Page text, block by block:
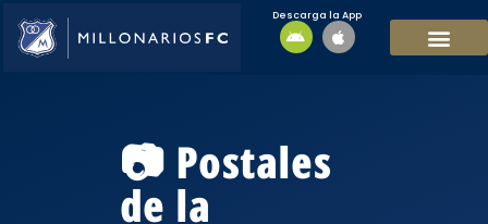
Descarga la App
📷 Postales
de la